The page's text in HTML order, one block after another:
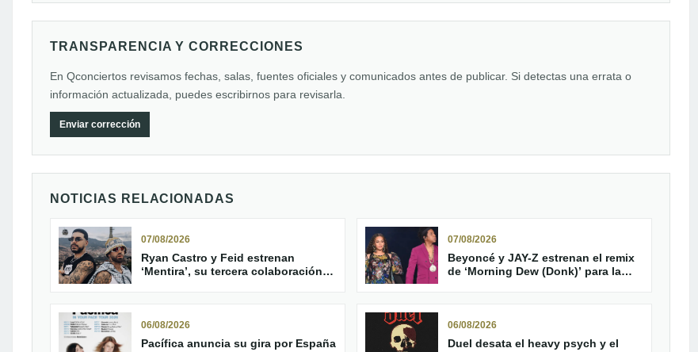
TRANSPARENCIA Y CORRECCIONES
En Qconciertos revisamos fechas, salas, fuentes oficiales y comunicados antes de publicar. Si detectas una errata o
información actualizada, puedes escribirnos para revisarla.
Enviar corrección
NOTICIAS RELACIONADAS
07/08/2026
Ryan Castro y Feid estrenan
‘Mentira’, su tercera colaboración
07/08/2026
Beyoncé y JAY-Z estrenan el remix
de ‘Morning Dew (Donk)’ para la
06/08/2026
Pacífica anuncia su gira por España
06/08/2026
Duel desata el heavy psych y el